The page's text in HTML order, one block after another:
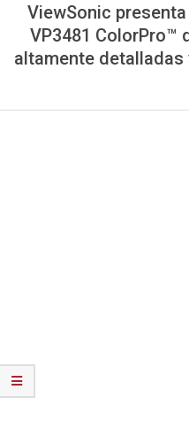
ViewSonic
VP3481 ColorPro™
altamente